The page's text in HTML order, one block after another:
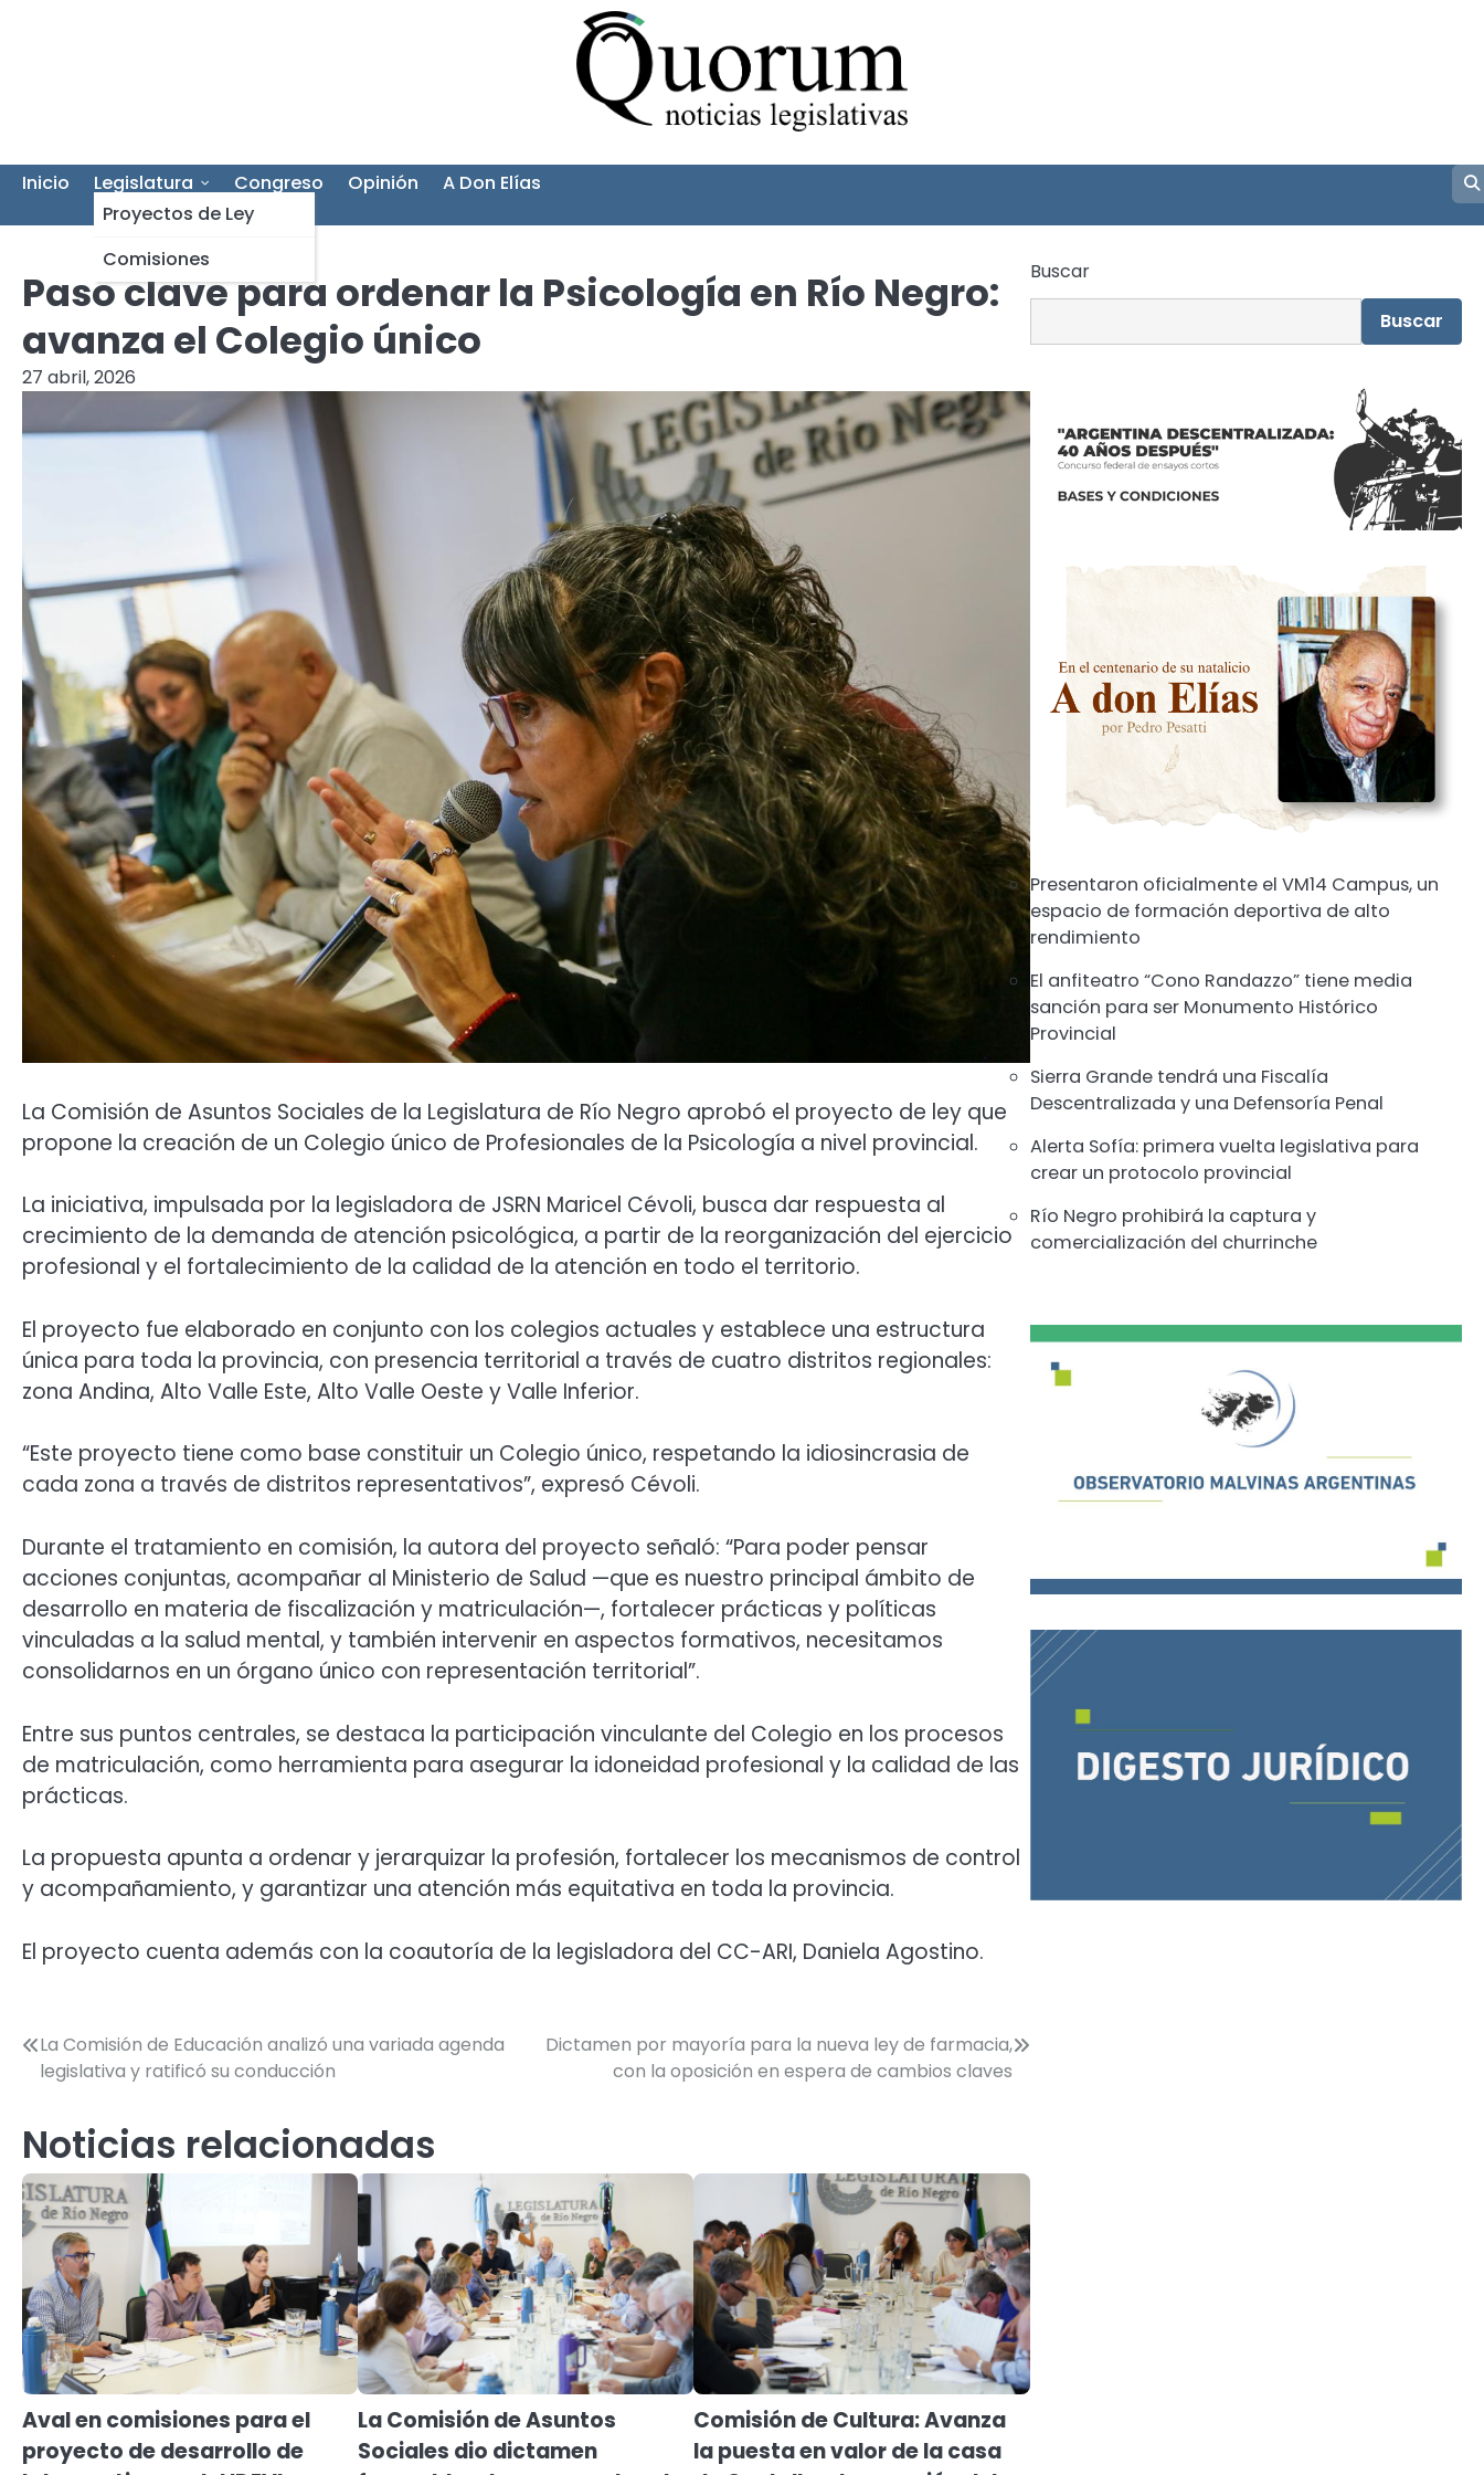
Inicio
Legislatura
Proyectos de Ley
Comisiones
Congreso Opinión A Don Elías
Paso clave para ordenar la Psicología en Río Negro:
avanza el Colegio único
27 abril, 2026
La Comisión de Asuntos Sociales de la Legislatura de Río Negro aprobó el proyecto de ley que
propone la creación de un Colegio único de Profesionales de la Psicología a nivel provincial.
La iniciativa, impulsada por la legisladora de JSRN Maricel Cévoli, busca dar respuesta al
crecimiento de la demanda de atención psicológica, a partir de la reorganización del ejercicio
profesional y el fortalecimiento de la calidad de la atención en todo el territorio.
El proyecto fue elaborado en conjunto con los colegios actuales y establece una estructura
única para toda la provincia, con presencia territorial a través de cuatro distritos regionales:
zona Andina, Alto Valle Este, Alto Valle Oeste y Valle Inferior.
“Este proyecto tiene como base constituir un Colegio único, respetando la idiosincrasia de
cada zona a través de distritos representativos”, expresó Cévoli.
Durante el tratamiento en comisión, la autora del proyecto señaló: “Para poder pensar
acciones conjuntas, acompañar al Ministerio de Salud —que es nuestro principal ámbito de
desarrollo en materia de fiscalización y matriculación—, fortalecer prácticas y políticas
vinculadas a la salud mental, y también intervenir en aspectos formativos, necesitamos
consolidarnos en un órgano único con representación territorial”.
Entre sus puntos centrales, se destaca la participación vinculante del Colegio en los procesos
de matriculación, como herramienta para asegurar la idoneidad profesional y la calidad de las
prácticas.
La propuesta apunta a ordenar y jerarquizar la profesión, fortalecer los mecanismos de control
y acompañamiento, y garantizar una atención más equitativa en toda la provincia.
El proyecto cuenta además con la coautoría de la legisladora del CC-ARI, Daniela Agostino.
Navegación
entradas
La Comisión de Educación analizó una variada agenda
legislativa y ratificó su conducción
Dictamen por mayoría para la nueva ley de farmacia,
con la oposición en espera de cambios claves
Noticias relacionadas
Aval en comisiones para el
proyecto de desarrollo de
La Comisión de Asuntos
Sociales dio dictamen
Comisión de Cultura: Avanza
la puesta en valor de la casa
Buscar
Buscar
Presentaron oficialmente el VM14 Campus, un
espacio de formación deportiva de alto
rendimiento
El anfiteatro “Cono Randazzo” tiene media
sanción para ser Monumento Histórico
Provincial
Sierra Grande tendrá una Fiscalía
Descentralizada y una Defensoría Penal
Alerta Sofía: primera vuelta legislativa para
crear un protocolo provincial
Río Negro prohibirá la captura y
comercialización del churrinche